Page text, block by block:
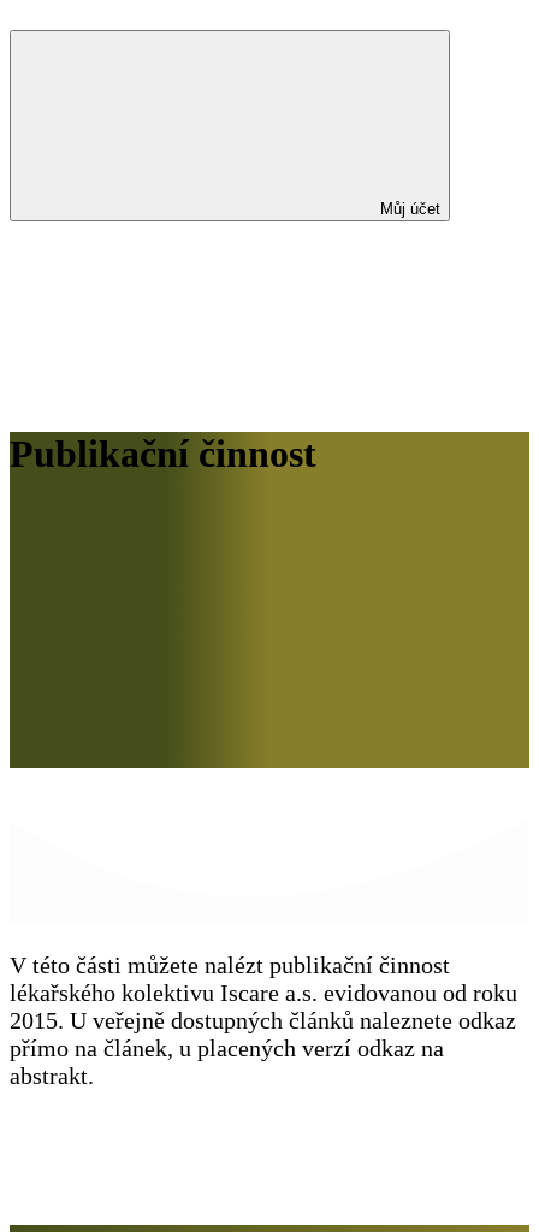
Můj účet
Publikační činnost
V této části můžete nalézt publikační činnost
lékařského kolektivu Iscare a.s. evidovanou od roku
2015. U veřejně dostupných článků naleznete odkaz
přímo na článek, u placených verzí odkaz na
abstrakt.